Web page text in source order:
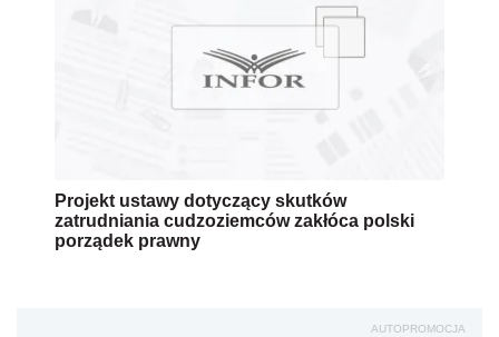
Projekt ustawy dotyczący skutków
zatrudniania cudzoziemców zakłóca polski
porządek prawny
AUTOPROMOCJA